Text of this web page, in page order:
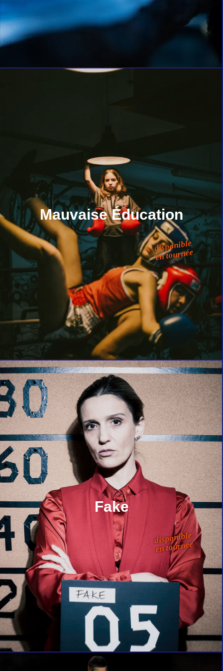
Mauvaise Éducation
disponible
en tournée
Fake
disponible
en tournée